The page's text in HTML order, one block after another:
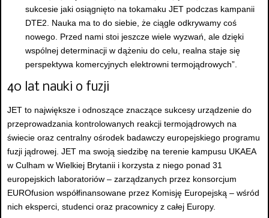
sukcesie jaki osiągnięto na tokamaku JET podczas kampanii
DTE2. Nauka ma to do siebie, że ciągle odkrywamy coś
nowego. Przed nami stoi jeszcze wiele wyzwań, ale dzięki
wspólnej determinacji w dążeniu do celu, realna staje się
perspektywa komercyjnych elektrowni termojądrowych”.
40 lat nauki o fuzji
JET to największe i odnoszące znaczące sukcesy urządzenie do
przeprowadzania kontrolowanych reakcji termojądrowych na
świecie oraz centralny ośrodek badawczy europejskiego programu
fuzji jądrowej. JET ma swoją siedzibę na terenie kampusu UKAEA
w Culham w Wielkiej Brytanii i korzysta z niego ponad 31
europejskich laboratoriów – zarządzanych przez konsorcjum
EUROfusion współfinansowane przez Komisję Europejską – wśród
nich eksperci, studenci oraz pracownicy z całej Europy.